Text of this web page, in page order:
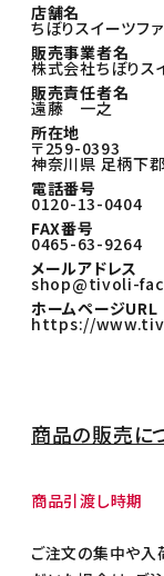
BRANDS ブランド
CATEGORIES
PRICE 価格から探す
GIFT ギフトシーンか
ご利用ガイド
プライバシーポリシ
お問い合わせ
店舗名
ちぼりスイーツフ
販売事業者名
株式会社ちぼりス
販売責任者名
遠藤 一之
所在地
〒259-0393
神奈川県 足柄下
電話番号
0120-13-0404
FAX番号
0465-63-9264
メールアドレス
shop@tivoli-
ホームページURL
https://
商品の販売に
商品引渡し時期
ご注文の集中や入